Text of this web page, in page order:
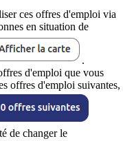
ces offres d'emploi via
en situation de
.
d'emploi que vous
offres d'emploi suivantes,
de changer le